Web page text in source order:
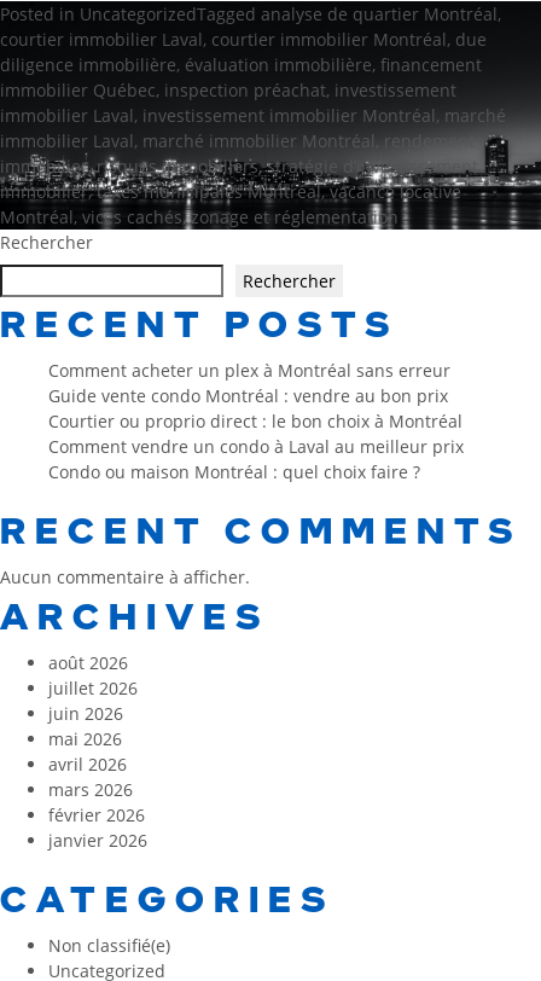
Posted in UncategorizedTagged analyse de quartier Montréal,
courtier immobilier Laval, courtier immobilier Montréal, due
diligence immobilière, évaluation immobilière, financement
immobilier Québec, inspection préachat, investissement
immobilier Laval, investissement immobilier Montréal, marché
immobilier Laval, marché immobilier Montréal, rendement
immobilier,risques immobiliers,stratégie d’investissement
immobilier,taxes municipales Montréal,vacance locative
Montréal, vices cachés,zonage et réglementation
Rechercher
Rechercher
RECENT POSTS
Comment acheter un plex à Montréal sans erreur
Guide vente condo Montréal : vendre au bon prix
Courtier ou proprio direct : le bon choix à Montréal
Comment vendre un condo à Laval au meilleur prix
Condo ou maison Montréal : quel choix faire ?
RECENT COMMENTS
Aucun commentaire à afficher.
ARCHIVES
août 2026
juillet 2026
juin 2026
mai 2026
avril 2026
mars 2026
février 2026
janvier 2026
CATEGORIES
Non classifié(e)
Uncategorized